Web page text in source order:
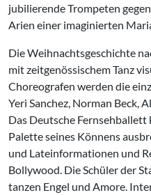
jubilierende Trompeten
Arien einer imaginierten
Die Weihnachtsgeschichte
mit zeitgenössischem Tanz
Choreografen werden die
Yeri Sanchez, Norman Beck,
Das Deutsche Fernsehballett
Palette seines Könnens
und Lateinformationen und
Bollywood. Die Schüler der
tanzen Engel und Amore.